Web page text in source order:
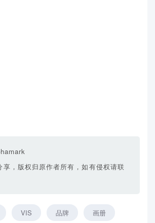
享，版权归原作者所有，如有侵权请联
VIS 品牌 画册